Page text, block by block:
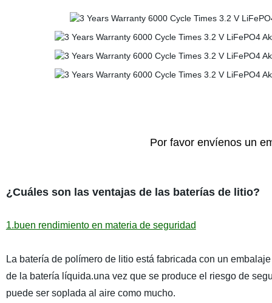
Por favor envíenos un
¿Cuáles son las ventajas de las baterías de litio?
1.buen rendimiento en materia de seguridad
La batería de polímero de litio está fabricada con un
de la batería líquida.una vez que se produce el riesgo de
puede ser soplada al aire como mucho.